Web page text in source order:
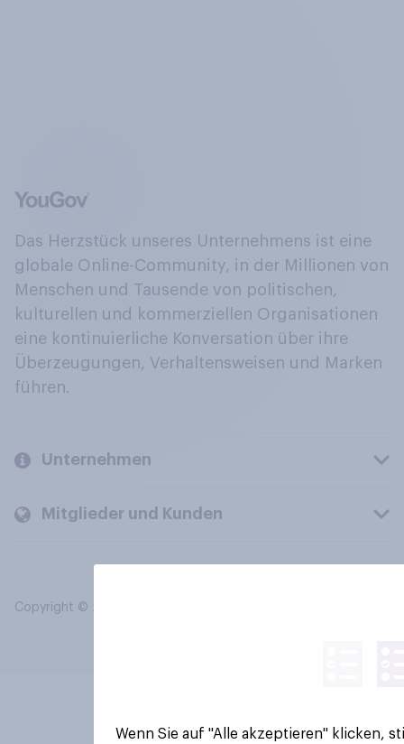
Das Herzstück unseres Unternehmens ist eine
globale Online-Community, in der Millionen von
Menschen und Tausende von politischen,
kulturellen und kommerziellen Organisationen
eine kontinuierliche Konversation über ihre
Überzeugungen, Verhaltensweisen und Marken
führen.
Unternehmen
Mitglieder und Kunden
Copyright © 2026 YouGov PLC. Alle Rechte vorbehalten.
Wenn Sie auf "Alle akzeptieren" klicken,